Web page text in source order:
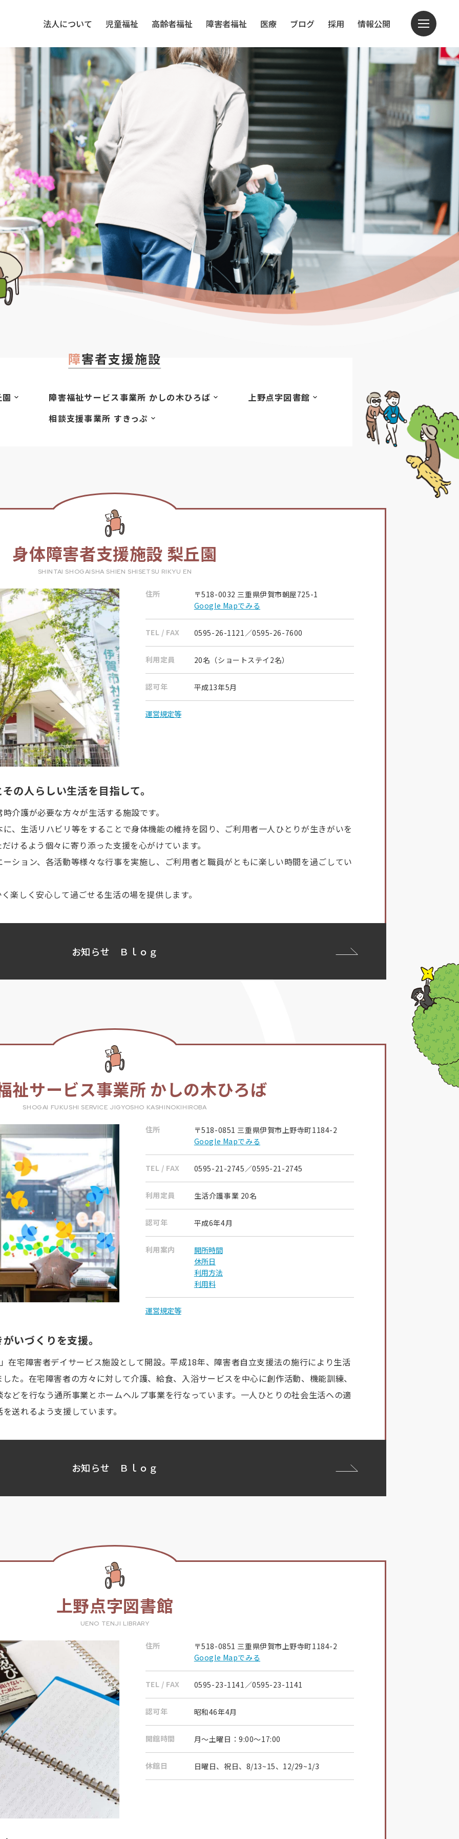
法人について 児童福祉 高齢者福祉 障害者福祉 医療 ブログ 採用 情報公開
障害者支援施設
障害福祉サービス事業所 かしの木ひろば
上野点字図書館
相談支援事業所 すきっぷ
身体障害者支援施設 梨丘園
SHINTAI SHOGAISHA SHIEN SHISETSU RIKYU EN
住所
〒518-0032 三重県伊賀市朝屋725-1
Google Mapでみる
TEL / FAX 0595-26-1121 ／0595-26-7600
利用定員 20名（ショートステイ2名）
認可年 平成13年5月
運営規定等
の人らしい生活を目指して。
介護が必要な方々が生活する施設です。
、生活リハビリ等をすることで身体機能の維持を図り、ご利用者一人ひとりが生きがいを
けるよう個々に寄り添った支援を心がけています。
ション、各活動等様々な行事を実施し、ご利用者と職員がともに楽しい時間を過ごしてい
楽しく安心して過ごせる生活の場を提供します。
お知らせ Ｂｌｏｇ
祉サービス事業所 かしの木ひろば
SHOGAI FUKUSHI SERVICE JIGYOSHO KASHINOKIHIROBA
住所
〒518-0851 三重県伊賀市上野寺町1184-2
Google Mapでみる
TEL / FAX 0595-21-2745 ／0595-21-2745
利用定員 生活介護事業 20名
認可年 平成6年4月
利用案内
開所時間
休所日
利用方法
利用料
運営規定等
いづくりを支援。
在宅障害者デイサービス施設として開設。平成18年、障害者自立支援法の施行により生活
た。在宅障害者の方々に対して介護、給食、入浴サービスを中心に創作活動、機能訓練、
どを行なう通所事業とホームヘルプ事業を行なっています。一人ひとりの社会生活への適
送れるよう支援しています。
お知らせ Ｂｌｏｇ
上野点字図書館
UENO TENJI LIBRARY
住所
〒518-0851 三重県伊賀市上野寺町1184-2
Google Mapでみる
TEL / FAX 0595-23-1141／0595-23-1141
認可年 昭和46年4月
開館時間 月～土曜日：9:00～17:00
休館日 日曜日、祝日、8/13~15、12/29~1/3